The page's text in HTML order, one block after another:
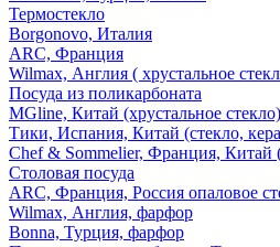
Термостекло
Borgonovo, Италия
ARC, Франция
Wilmax, Англия ( хрустальное
Посуда из поликарбоната
MGline, Китай (хрустальное стекло)
Тики, Испания, Китай (стекло,
Chef & Sommelier, Франция, Китай
Столовая посуда
ARC, Франция, Россия опаловое
Wilmax, Англия, фарфор
Bonna, Турция, фарфор